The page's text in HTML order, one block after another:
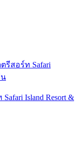
Island Resort &